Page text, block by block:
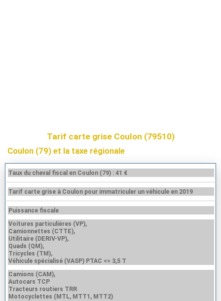
Tarif carte grise Coulon (79510)
Coulon (79) et la taxe régionale
Taux du cheval fiscal en Coulon (79) : 41 €
Tarif carte grise à Coulon pour immatriculer un véhicule en 2019
Puissance fiscale
Voitures particulières (VP),
Camionnettes (CTTE),
Utilitaire (DERIV-VP),
Quads (QM),
Tricycles (TM),
Véhicule spécialisé (VASP) PTAC <= 3,5 T
Camions (CAM),
Autocars TCP
Tracteurs routiers TRR
Motocyclettes (MTL, MTT1, MTT2)